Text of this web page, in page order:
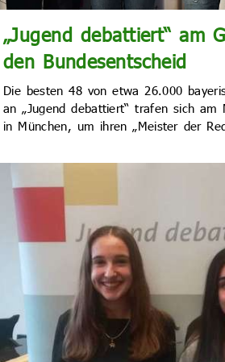
„Jugend debattiert“ am
den Bundesentscheid
Die besten 48 von etwa 26.000
an „Jugend debattiert“ trafen sich
in München, um ihren „Meister der